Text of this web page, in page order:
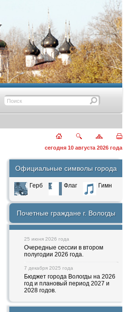
сегодня 10 августа 2026 года
Официальные символы города
Герб Флаг Гимн
Почетные граждане г. Вологды
25 июня 2026 года
Очередные сессии в втором
полугодии 2026 года.
7 декабря 2025 года
Бюджет города Вологды на 2026
год и плановый период 2027 и
2028 годов.